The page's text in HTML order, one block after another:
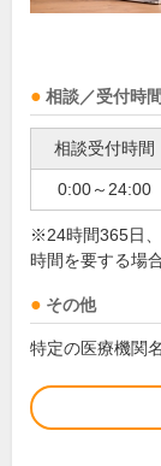
相談／受付時間
相談受付時間
0:00～24:00
※24時間365日
時間を要する場
その他
特定の医療機関